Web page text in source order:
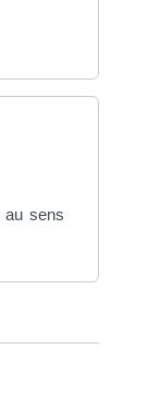
au sens